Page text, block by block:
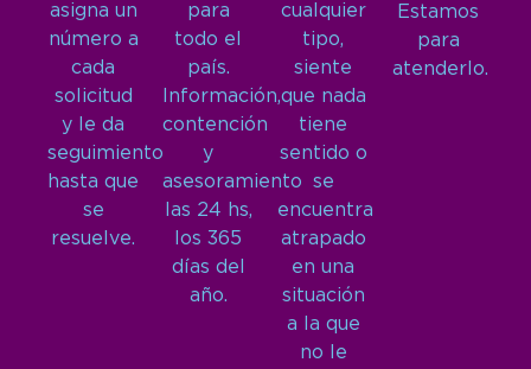
asigna un
número a
cada
solicitud
y le da
seguimiento
hasta que
se
resuelve.
para
todo el
país.
Información,
contención
y
asesoramiento
las 24 hs,
los 365
días del
año.
cualquier
tipo,
siente
que nada
tiene
sentido o
se
encuentra
atrapado
en una
situación
a la que
no le
Estamos
para
atenderlo.